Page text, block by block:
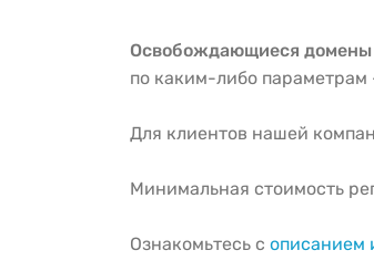
Освобождающиеся домены
по каким-либо параметрам
Для клиентов нашей
Минимальная стоимость
Ознакомьтесь с описанием